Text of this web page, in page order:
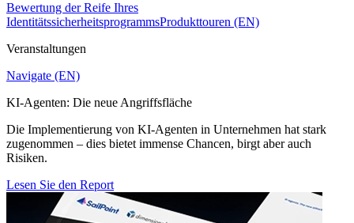
Bewertung der Reife Ihres
IdentitätssicherheitsprogrammsProdukttouren (EN)
Veranstaltungen
Navigate (EN)
KI-Agenten: Die neue Angriffsfläche
Die Implementierung von KI-Agenten in Unternehmen hat stark
zugenommen – dies bietet immense Chancen, birgt aber auch
Risiken.
Lesen Sie den Report